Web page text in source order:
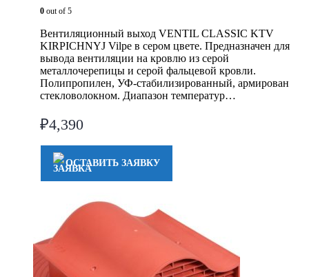
0 out of 5
Вентиляционный выход VENTIL CLASSIC KTV
KIRPICHNYJ Vilpe в сером цвете. Предназначен для
вывода вентиляции на кровлю из серой
металлочерепицы и серой фальцевой кровли.
Полипропилен, УФ-стабилизированный, армирован
стекловолокном. Диапазон температур…
₽4,390
ОСТАВИТЬ ЗАЯВКУ